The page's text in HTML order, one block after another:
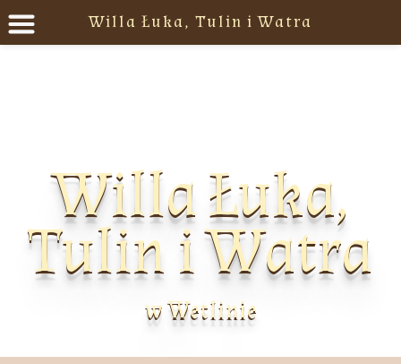
Willa Łuka,
Tulin i Watra
w Wetlinie
Willa Łuka, Tulin i Watra